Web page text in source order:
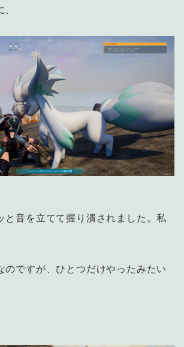
と音を立てて握り潰されました。私
のですが、ひとつだけやったみたい